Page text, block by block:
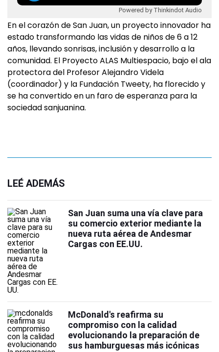
Powered by Thinkindot Audio
En el corazón de San Juan, un proyecto innovador ha
estado transformando las vidas de niños de 6 a 12
años, llevando sonrisas, inclusión y desarrollo a la
comunidad. El Proyecto ALAS Multiespacio, bajo el ala
protectora del Profesor Alejandro Videla
(coordinador) y la Fundación Tweety, ha florecido y
se ha convertido en un faro de esperanza para la
sociedad sanjuanina.
LEÉ ADEMÁS
San Juan suma una vía clave para
su comercio exterior mediante la
nueva ruta aérea de Andesmar
Cargas con EE.UU.
McDonald's reafirma su
compromiso con la calidad
evolucionando la preparación de
sus hamburguesas más icónicas